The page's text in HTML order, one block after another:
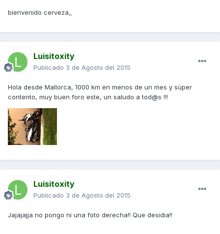
bienvenido cerveza_
Luisitoxity
Publicado 3 de Agosto del 2015
Hola desde Mallorca, 1000 km en menos de un mes y súper
contento, muy buen foro este, un saludo a tod@s !!!
Luisitoxity
Publicado 3 de Agosto del 2015
Jajajajja no pongo ni una foto derecha!! Que desidia!!